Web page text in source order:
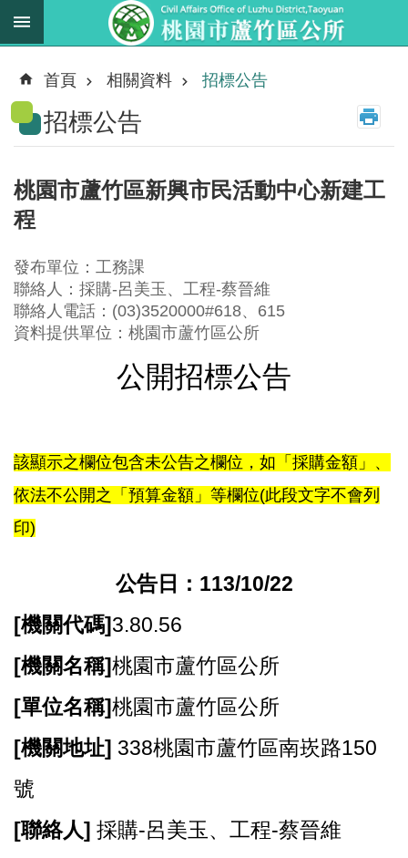
跳到主要內容區塊
新
消
息
務
職
掌
法
規
資
料
蘆
竹
息
告
生
便
資
首頁 相關資料 招標公告
招標公告
桃園市蘆竹區新興市民活動中心新建工
程
發布單位：工務課
聯絡人：採購-呂美玉、工程-蔡晉維
聯絡人電話：(03)3520000#618、615
資料提供單位：桃園市蘆竹區公所
公開招標公告
該顯示之欄位包含未公告之欄位，如「採購金額」、
依法不公開之「預算金額」等欄位(此段文字不會列
印)
公告日：113/10/22
[機關代碼]3.80.56
[機關名稱]桃園市蘆竹區公所
[單位名稱]桃園市蘆竹區公所
[機關地址] 338桃園市蘆竹區南崁路150
號
[聯絡人] 採購-呂美玉、工程-蔡晉維